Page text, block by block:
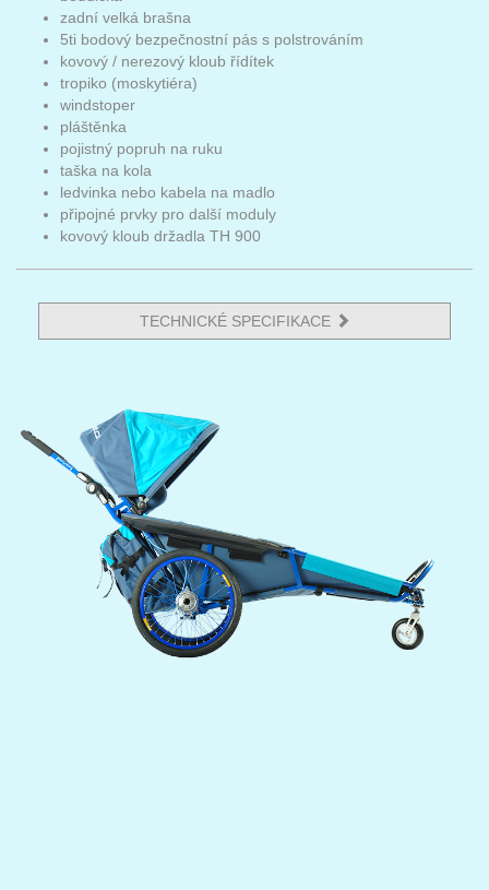
zadní velká brašna
5ti bodový bezpečnostní pás s polstrováním
kovový / nerezový kloub řídítek
tropiko (moskytiéra)
windstoper
pláštěnka
pojistný popruh na ruku
taška na kola
ledvinka nebo kabela na madlo
připojné prvky pro další moduly
kovový kloub držadla TH 900
TECHNICKÉ SPECIFIKACE